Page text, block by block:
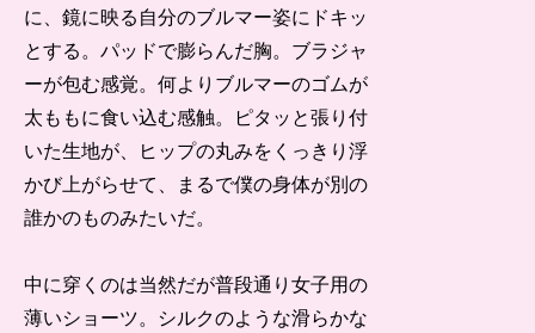
に、鏡に映る自分のブルマー姿にドキッ
とする。パッドで膨らんだ胸。ブラジャ
ーが包む感覚。何よりブルマーのゴムが
太ももに食い込む感触。ピタッと張り付
いた生地が、ヒップの丸みをくっきり浮
かび上がらせて、まるで僕の身体が別の
誰かのものみたいだ。
中に穿くのは当然だが普段通り女子用の
薄いショーツ。シルクのような滑らかな